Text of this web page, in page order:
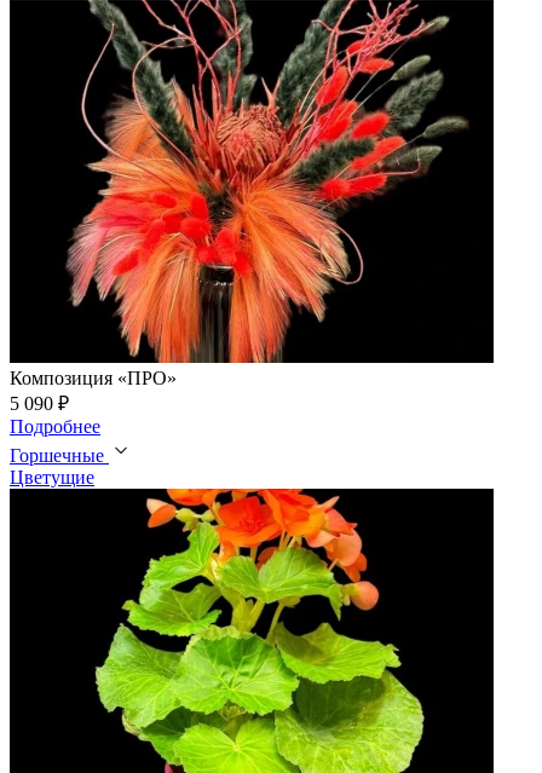
Композиция «ПРО»
5 090 ₽
Подробнее
Горшечные
Цветущие